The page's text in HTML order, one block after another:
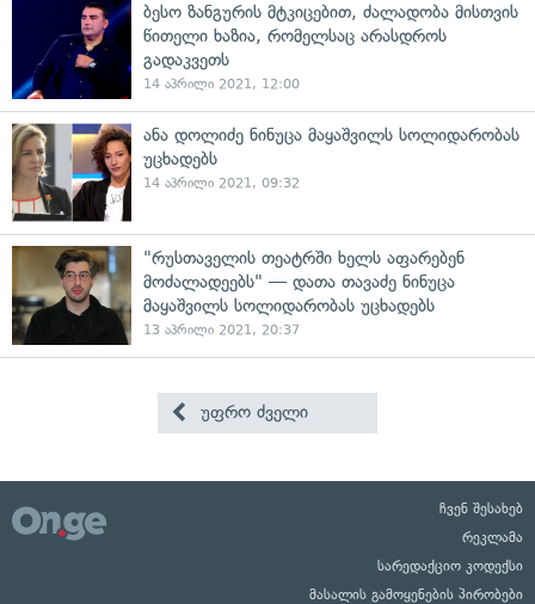
ბესო ზანგურის მტკიცებით, ძალადობა მისთვის
წითელი ხაზია, რომელსაც არასდროს
გადაკვეთს
14 აპრილი 2021, 12:00
ანა დოლიძე ნინუცა მაყაშვილს სოლიდარობას
უცხადებს
14 აპრილი 2021, 09:32
"რუსთაველის თეატრში ხელს აფარებენ
მოძალადეებს" — დათა თავაძე ნინუცა
მაყაშვილს სოლიდარობას უცხადებს
13 აპრილი 2021, 20:37
უფრო ძველი
ჩვენ შესახებ
რეკლამა
სარედაქციო კოდექსი
მასალის გამოყენების პირობები